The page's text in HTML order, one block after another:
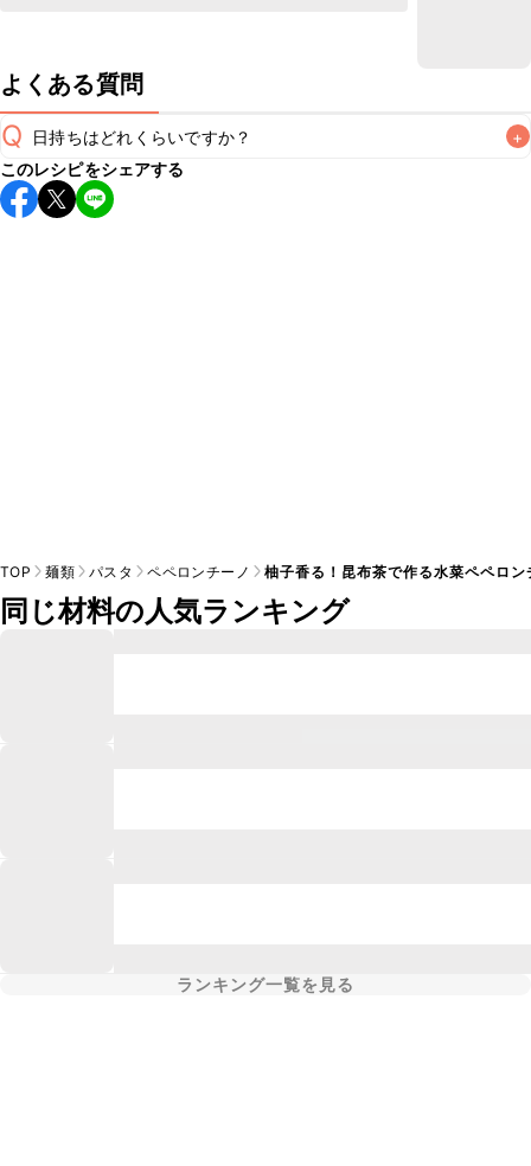
よくある質問
Q 日持ちはどれくらいですか？ +
こちらのレシピは出来たてをお召し上がりいただくことをお
すすめします。
このレシピをシェアする
TOP 麺類 パスタ ペペロンチーノ 柚子香る！昆布茶で作る水菜ペペロン
同じ材料の人気ランキング
ランキング一覧を見る